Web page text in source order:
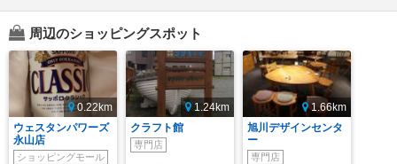
周辺のショッピングスポット
0.22km
ウェスタンパワーズ
永山店
ショッピングモール
1.24km
クラフト館
専門店
1.66km
旭川デザインセンタ
ー
専門店